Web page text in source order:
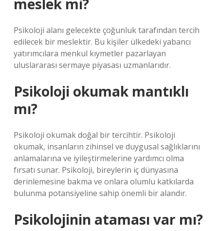
meslek mi?
Psikoloji alanı gelecekte çoğunluk tarafından tercih
edilecek bir meslektir. Bu kişiler ülkedeki yabancı
yatırımcılara menkul kıymetler pazarlayan
uluslararası sermaye piyasası uzmanlarıdır.
Psikoloji okumak mantıklı
mı?
Psikoloji okumak doğal bir tercihtir. Psikoloji
okumak, insanların zihinsel ve duygusal sağlıklarını
anlamalarına ve iyileştirmelerine yardımcı olma
fırsatı sunar. Psikoloji, bireylerin iç dünyasına
derinlemesine bakma ve onlara olumlu katkılarda
bulunma potansiyeline sahip önemli bir alandır.
Psikolojinin ataması var mı?